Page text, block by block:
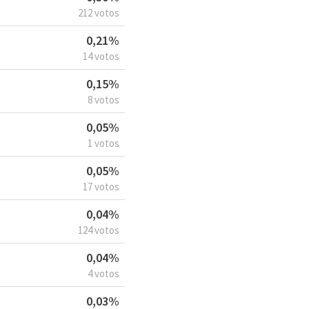
212 votos
0,21%
14 votos
0,15%
8 votos
0,05%
1 votos
0,05%
17 votos
0,04%
124 votos
0,04%
4 votos
0,03%